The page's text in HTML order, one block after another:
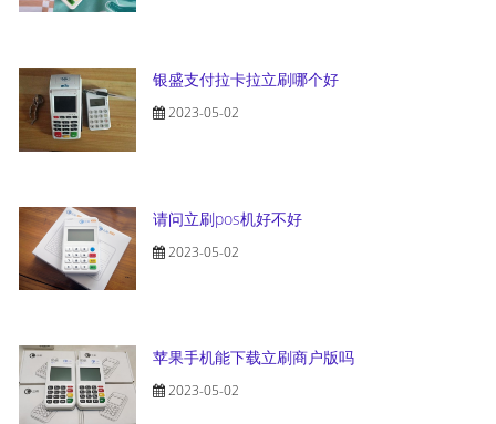
银盛支付拉卡拉立刷哪个好
2023-05-02
请问立刷pos机好不好
2023-05-02
苹果手机能下载立刷商户版吗
2023-05-02